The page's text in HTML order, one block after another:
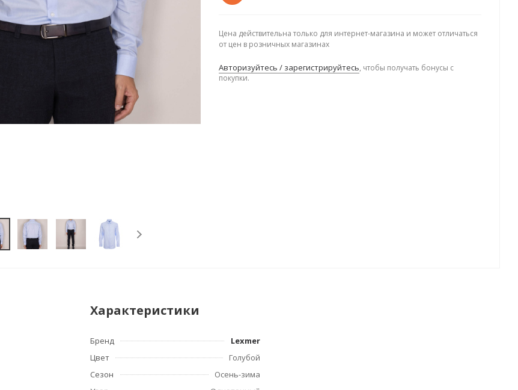
Цена действительна только для интернет-магазина и может отличаться
от цен в розничных магазинах
Авторизуйтесь / зарегистрируйтесь, чтобы получать бонусы с
покупки.
Характеристики
Бренд
Lexmer
Цвет
Голубой
Сезон
Осень-зима